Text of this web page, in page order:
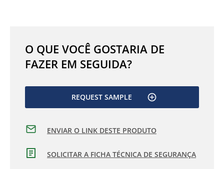
O QUE VOCÊ GOSTARIA DE
FAZER EM SEGUIDA?
REQUEST SAMPLE
ENVIAR O LINK DESTE PRODUTO
SOLICITAR A FICHA TÉCNICA DE SEGURANÇA